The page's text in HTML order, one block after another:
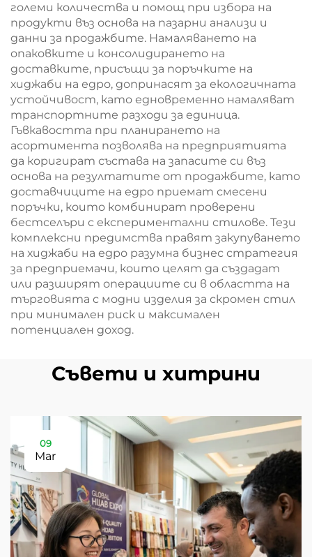
големи количества и помощ при избора на
продукти въз основа на пазарни анализи и
данни за продажбите. Намаляването на
опаковките и консолидирането на
доставките, присъщи за поръчките на
хиджаби на едро, допринасят за екологичната
устойчивост, като едновременно намаляват
транспортните разходи за единица.
Гъвкавостта при планирането на
асортимента позволява на предприятията
да коригират състава на запасите си въз
основа на резултатите от продажбите, като
доставчиците на едро приемат смесени
поръчки, които комбинират проверени
бестселъри с експериментални стилове. Тези
комплексни предимства правят закупуването
на хиджаби на едро разумна бизнес стратегия
за предприемачи, които целят да създадат
или разширят операциите си в областта на
търговията с модни изделия за скромен стил
при минимален риск и максимален
потенциален доход.
Съвети и хитрини
09
Mar